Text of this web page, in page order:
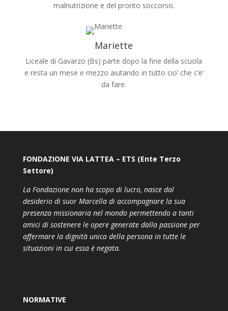
malnutrizione e del pronto soccorso.
Mariette
Liceale di Gavarzo (Bs) parte dopo la fine della scuola
e resta un mese e mezzo aiutando in tutto cio’ che c’e’
da fare.
FONDAZIONE VIA LATTEA – ETS (Ente Terzo
Settore)
La Fondazione non ha scopo di lucro, nasce dal
desiderio di suor Marcella di accompagnare la sua
presenza missionaria nel mondo permettendo a tanti
amici di sostenere le opere generate dalla passione per
affermare la dignità unica della persona in tutte le
situazioni in cui essa è negata.
NORMATIVE